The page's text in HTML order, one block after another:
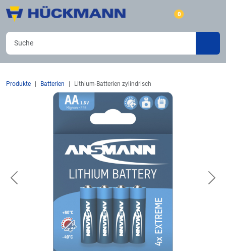
0
Produkte Batterien Lithium-Batterien zylindrisch
Previous